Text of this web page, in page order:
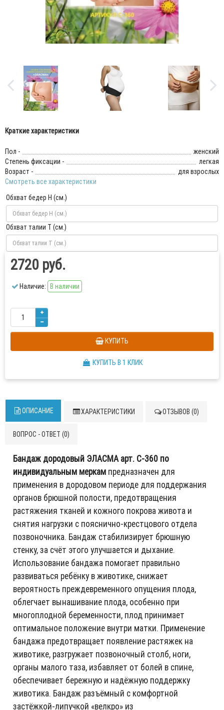
Краткие характеристики
Пол -
женский
Степень фиксации -
легкая
Возраст -
для взрослых
Смотреть все характеристики
Обхват бедер H (см.)
Обхват талии T (см.)
2720 руб.
Наличие: В наличии
КУПИТЬ
КУПИТЬ В 1 КЛИК
ОПИСАНИЕ ХАРАКТЕРИСТИКИ ОТЗЫВОВ (0)
ВОПРОС - ОТВЕТ (0)
Бандаж дородовый ЭЛАСМА арт. С-360 по
индивидуальным меркам предназначен для
применения в дородовом периоде для поддержания
органов брюшной полости, предотвращения
растяжения тканей и кожного покрова живота и
снятия нагрузки с пояснично-крестцового отдела
позвоночника. Бандаж стабилизирует брюшную
стенку, за счёт этого улучшается и дыхание.
Использование бандажа помогает правильно
развиваться ребёнку в животике, снижает
вероятность преждевременного опущения плода,
облегчает вынашивание плода, особенно при
многоплодной беременности, плод принимает
оптимальное положение внутри матки. Применение
бандажа предотвращает появление растяжек на
животике, разгружает позвоночный столб, ноги,
органы малого таза, избавляет от болей в спине,
обеспечивает бережную и надёжную поддержку
животика. Бандаж разъёмный с комфортной
застёжкой-липучкой «велкро» из